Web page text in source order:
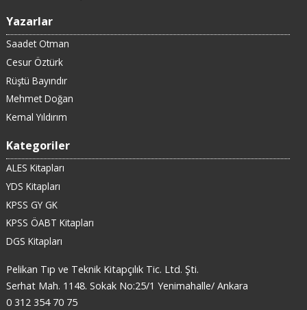
Yazarlar
Saadet Otman
Cesur Öztürk
Rüştü Bayındır
Mehmet Doğan
Kemal Yıldırım
Kategoriler
ALES Kitapları
YDS Kitapları
KPSS GY GK
KPSS ÖABT Kitapları
DGS Kitapları
Pelikan Tıp ve Teknik Kitapçılık Tic. Ltd. Şti.
Serhat Mah. 1148. Sokak No:25/1 Yenimahalle/ Ankara
0 312 354 70 75